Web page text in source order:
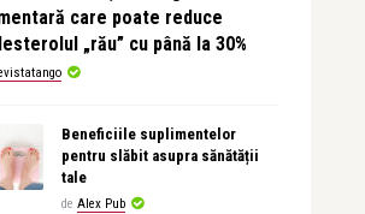
care poate reduce
„rău” cu până la 30%
Beneficiile suplimentelor
pentru slăbit asupra sănătății
tale
de Alex Pub